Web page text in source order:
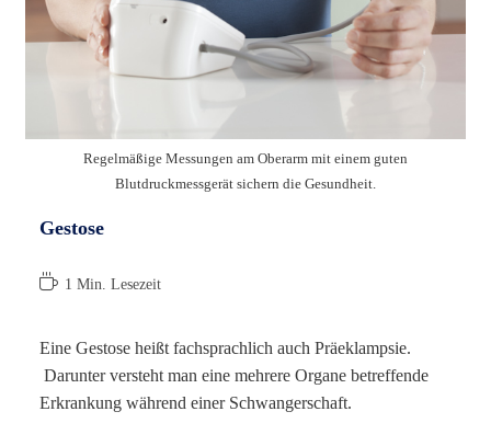
Regelmäßige Messungen am Oberarm mit einem guten
Blutdruckmessgerät sichern die Gesundheit.
Gestose
Lesedauer:
1 Min. Lesezeit
Eine Gestose heißt fachsprachlich auch Präeklampsie.
Darunter versteht man eine mehrere Organe betreffende
Erkrankung während einer Schwangerschaft.